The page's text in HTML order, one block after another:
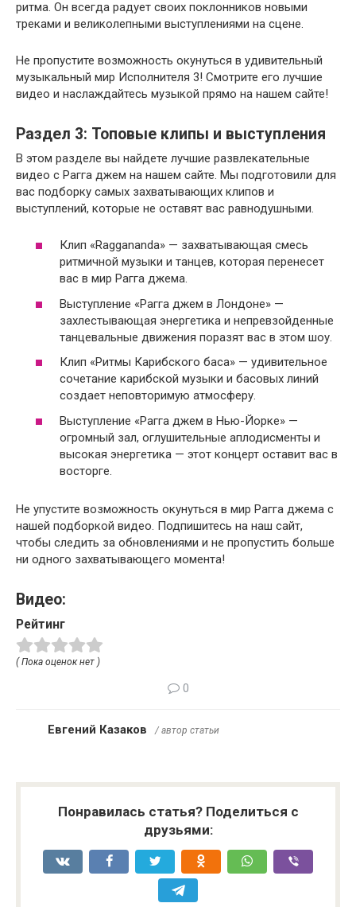
ритма. Он всегда радует своих поклонников новыми
треками и великолепными выступлениями на сцене.
Не пропустите возможность окунуться в удивительный
музыкальный мир Исполнителя 3! Смотрите его лучшие
видео и наслаждайтесь музыкой прямо на нашем сайте!
Раздел 3: Топовые клипы и выступления
В этом разделе вы найдете лучшие развлекательные
видео с Рагга джем на нашем сайте. Мы подготовили для
вас подборку самых захватывающих клипов и
выступлений, которые не оставят вас равнодушными.
Клип «Raggananda» — захватывающая смесь
ритмичной музыки и танцев, которая перенесет
вас в мир Рагга джема.
Выступление «Рагга джем в Лондоне» —
захлестывающая энергетика и непревзойденные
танцевальные движения поразят вас в этом шоу.
Клип «Ритмы Карибского баса» — удивительное
сочетание карибской музыки и басовых линий
создает неповторимую атмосферу.
Выступление «Рагга джем в Нью-Йорке» —
огромный зал, оглушительные аплодисменты и
высокая энергетика — этот концерт оставит вас в
восторге.
Не упустите возможность окунуться в мир Рагга джема с
нашей подборкой видео. Подпишитесь на наш сайт,
чтобы следить за обновлениями и не пропустить больше
ни одного захватывающего момента!
Видео:
Рейтинг
( Пока оценок нет )
0
Евгений Казаков / автор статьи
Понравилась статья? Поделиться с
друзьями: